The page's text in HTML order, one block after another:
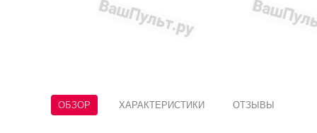
ОБЗОР ХАРАКТЕРИСТИКИ ОТЗЫВЫ